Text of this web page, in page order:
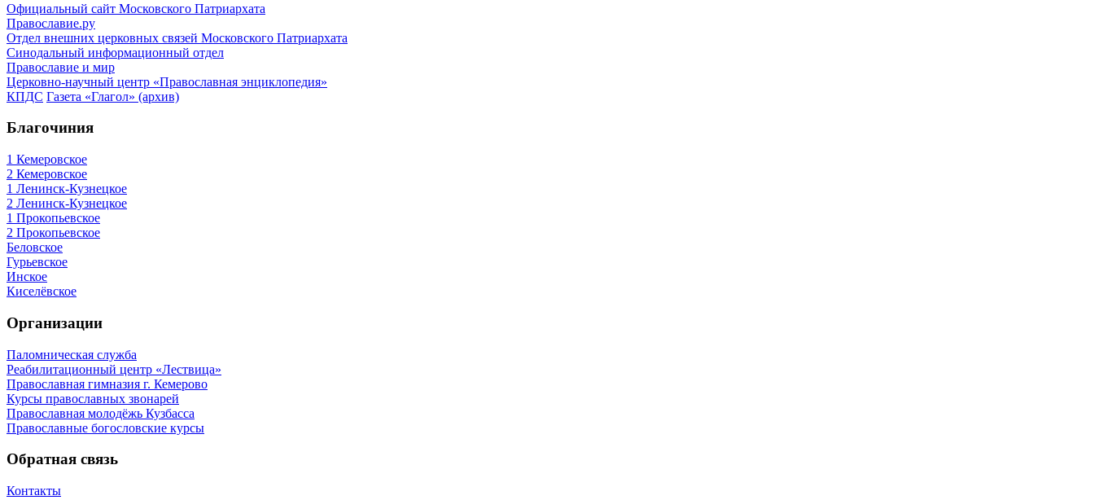
Официальный сайт Московского Патриархата
Православие.ру
Отдел внешних церковных связей Московского Патриархата
Синодальный информационный отдел
Православие и мир
Церковно-научный центр «Православная энциклопедия»
КПДС Газета «Глагол» (архив)
Благочиния
1 Кемеровское
2 Кемеровское
1 Ленинск-Кузнецкое
2 Ленинск-Кузнецкое
1 Прокопьевское
2 Прокопьевское
Беловское
Гурьевское
Инское
Киселёвское
Организации
Паломническая служба
Реабилитационный центр «Лествица»
Православная гимназия г. Кемерово
Курсы православных звонарей
Православная молодёжь Кузбасса
Православные богословские курсы
Обратная связь
Контакты